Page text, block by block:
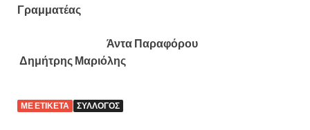
Γραμματέας
Άντα Παραφόρου
Δημήτρης Μαριόλης
ΜΕ ΕΤΙΚΈΤΑ ΣΎΛΛΟΓΟΣ